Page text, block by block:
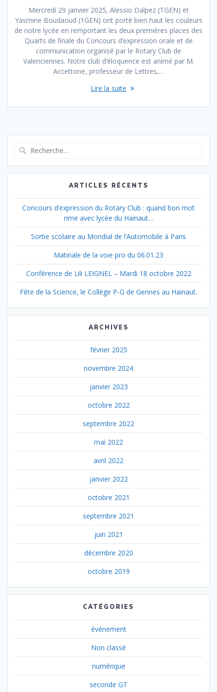
Mercredi 29 janvier 2025, Alessio Dalpez (TGEN) et
Yasmine Boudaoud (1GEN) ont porté bien haut les couleurs
de notre lycée en remportant les deux premières places des
Quarts de finale du Concours d’expression orale et de
communication organisé par le Rotary Club de
Valenciennes. Notre club d’éloquence est animé par M.
Accettone, professeur de Lettres,…
Lire la suite
:
ARTICLES RÉCENTS
Concours d’expression du Rotary Club : quand bon mot
rime avec lycée du Hainaut…
Sortie scolaire au Mondial de l’Automobile à Paris
Matinale de la voie pro du 06.01.23
Conférence de Lili LEIGNEL – Mardi 18 octobre 2022
Fête de la Science, le Collège P-G de Gennes au Hainaut.
ARCHIVES
février 2025
novembre 2024
janvier 2023
octobre 2022
septembre 2022
mai 2022
avril 2022
janvier 2022
octobre 2021
septembre 2021
juin 2021
décembre 2020
octobre 2019
CATÉGORIES
événement
Non classé
numérique
seconde GT